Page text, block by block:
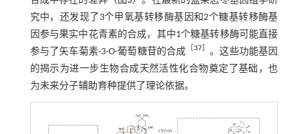
究中，还发现了3个甲氧基转移酶基因和2个糖基转移酶基
因参与果实中花青素的合成，其中1个糖基转移酶可能直接
参与了矢车菊素-3-O-葡萄糖苷的合成 ［37］ 。这些功能基因
的揭示为进一步生物合成天然活性化合物奠定了基础，也
为未来分子辅助育种提供了理论依据。